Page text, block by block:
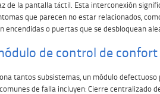
de la pantalla táctil. Esta interconexión
que parecen no estar relacionados,
encendidas o puertas que se desbloquean
de control de
tantos subsistemas, un módulo
de falla incluyen: Cierre centralizado